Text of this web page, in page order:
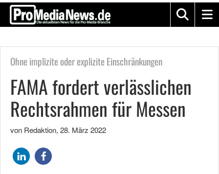
Ohne implizite oder explizite Einschränkungen
FAMA fordert verlässlichen
Rechtsrahmen für Messen
von Redaktion, 28. März 2022